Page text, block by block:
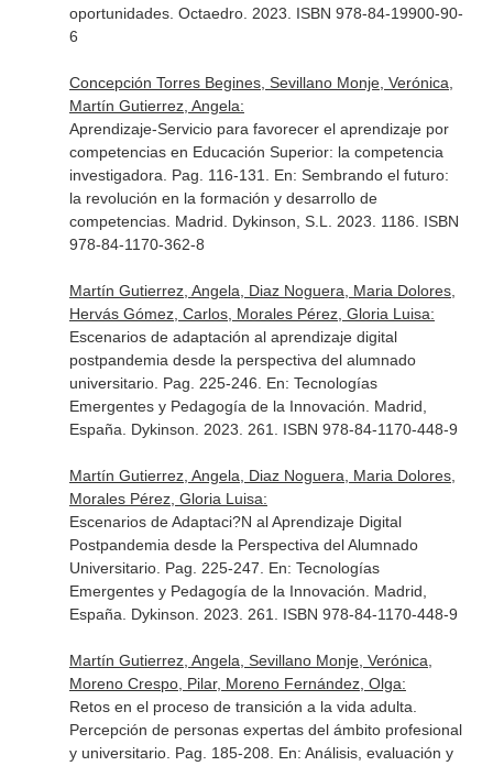
oportunidades. Octaedro. 2023. ISBN 978-84-19900-90-
6
Concepción Torres Begines, Sevillano Monje, Verónica,
Martín Gutierrez, Angela:
Aprendizaje-Servicio para favorecer el aprendizaje por
competencias en Educación Superior: la competencia
investigadora. Pag. 116-131. En: Sembrando el futuro:
la revolución en la formación y desarrollo de
competencias. Madrid. Dykinson, S.L. 2023. 1186. ISBN
978-84-1170-362-8
Martín Gutierrez, Angela, Diaz Noguera, Maria Dolores,
Hervás Gómez, Carlos, Morales Pérez, Gloria Luisa:
Escenarios de adaptación al aprendizaje digital
postpandemia desde la perspectiva del alumnado
universitario. Pag. 225-246. En: Tecnologías
Emergentes y Pedagogía de la Innovación . Madrid,
España. Dykinson. 2023. 261. ISBN 978-84-1170-448-9
Martín Gutierrez, Angela, Diaz Noguera, Maria Dolores,
Morales Pérez, Gloria Luisa:
Escenarios de Adaptaci?N al Aprendizaje Digital
Postpandemia desde la Perspectiva del Alumnado
Universitario. Pag. 225-247. En: Tecnologías
Emergentes y Pedagogía de la Innovación . Madrid,
España. Dykinson. 2023. 261. ISBN 978-84-1170-448-9
Martín Gutierrez, Angela, Sevillano Monje, Verónica,
Moreno Crespo, Pilar, Moreno Fernández, Olga:
Retos en el proceso de transición a la vida adulta.
Percepción de personas expertas del ámbito profesional
y universitario. Pag. 185-208. En: Análisis, evaluación y